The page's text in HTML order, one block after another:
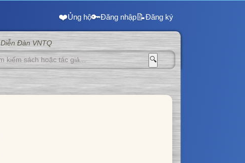
❤️Ủng hộ🔑Đăng nhập📝Đăng ký
Diễn Đàn VNTQ
🔍